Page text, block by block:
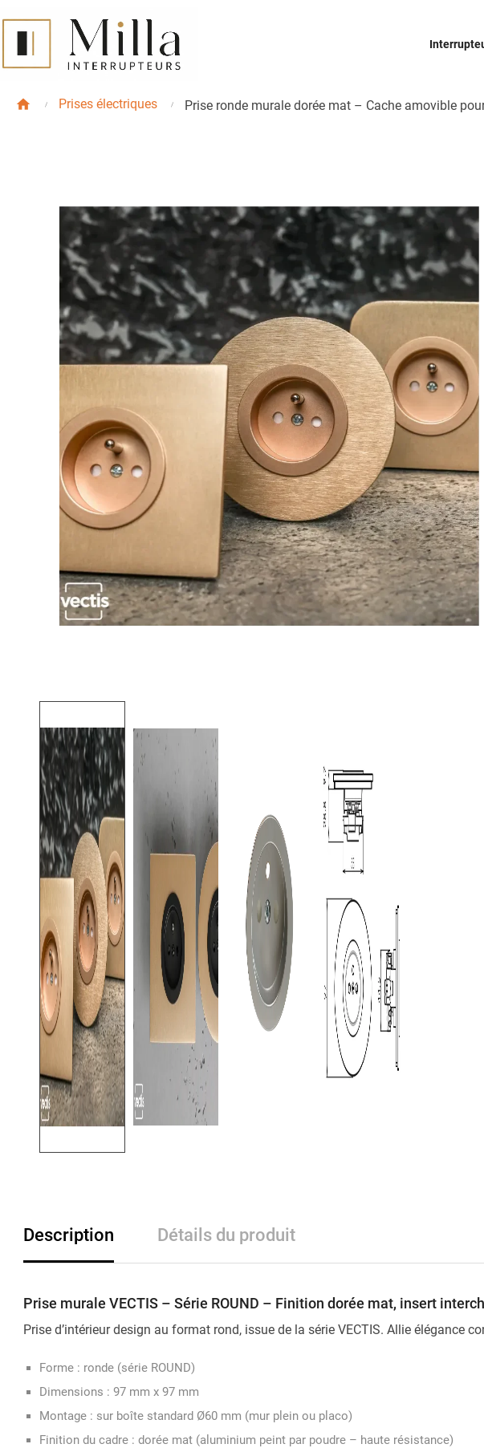
Prises électriques Prise ronde murale dorée mat – Cache amovible
Description Détails du produit
Prise murale VECTIS – Série ROUND – Finition dorée mat, insert
Prise d’intérieur design au format rond, issue de la série VECTIS. Allie
Forme : ronde (série ROUND)
Dimensions : 97 mm x 97 mm
Montage : sur boîte standard Ø60 mm (mur plein ou placo)
Finition du cadre : dorée mat (aluminium peint par poudre – haute résistance)